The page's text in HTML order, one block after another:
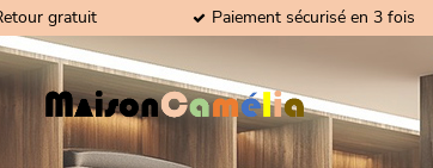
gratuit Paiement sécurisé en 3 fois